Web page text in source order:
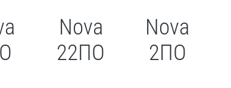
Nova
22ПО
Nova
2ПО